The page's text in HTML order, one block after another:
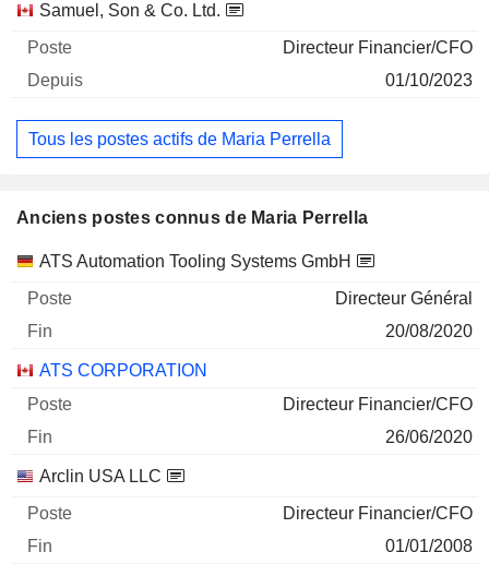
Samuel, Son & Co. Ltd.
Directeur Financier/CFO
01/10/2023
Tous les postes actifs de Maria Perrella
Anciens postes connus de Maria Perrella
Sociétés Poste Fin
ATS Automation Tooling Systems GmbH
Directeur Général
20/08/2020
ATS CORPORATION
Directeur Financier/CFO
26/06/2020
Arclin USA LLC
Directeur Financier/CFO
01/01/2008